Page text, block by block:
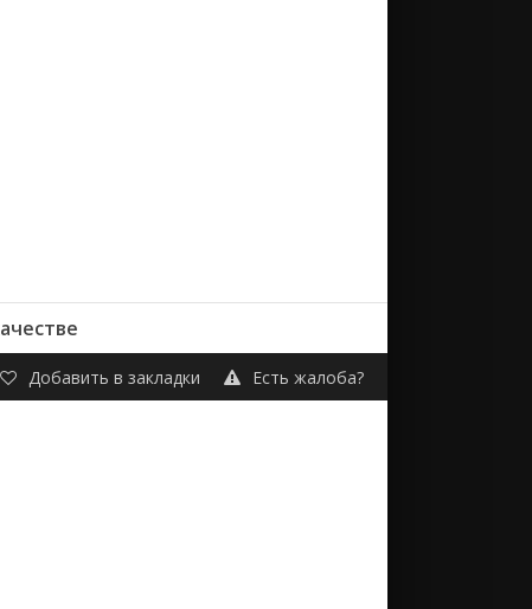
Добавить в закладки Есть жалоба?